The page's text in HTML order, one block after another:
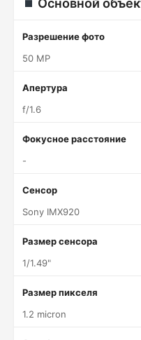
Основной
Разрешение фото
50 MP
Апертура
f/1.6
Фокусное расстояние
-
Сенсор
Sony IMX920
Размер сенсора
1/1.49"
Размер пикселя
1.2 micron